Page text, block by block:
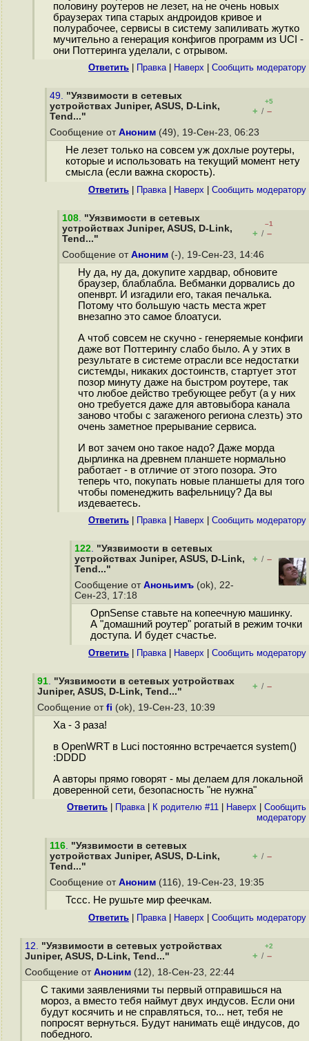
половину роутеров не лезет, на не очень новых
браузерах типа старых андроидов кривое и
полурабочее, сервисы в систему запиливать жутко
мучительно а генерация конфигов программ из UCI -
они Поттеринга уделали, с отрывом.
Ответить Правка| Наверх Cообщить модератору
49. "Уязвимости в сетевых
устройствах Juniper, ASUS, D-Link,
Tend..."
+5
+ / –
Сообщение от Аноним (49), 19-Сен-23, 06:23
Не лезет только на совсем уж дохлые роутеры,
которые и использовать на текущий момент нету
смысла (если важна скорость).
Ответить Правка| Наверх Cообщить модератору
108. "Уязвимости в сетевых
устройствах Juniper, ASUS, D-Link,
Tend..."
–1
+ / –
Сообщение от Аноним (-), 19-Сен-23, 14:46
Ну да, ну да, докупите хардвар, обновите
браузер, блаблабла. Вебманки дорвались до
опенврт. И изгадили его, такая печалька.
Потому что большую часть места жрет
внезапно это самое блоатуси.
А чтоб совсем не скучно - генеряемые конфиги
даже вот Поттерингу слабо было. А у этих в
результате в системе отрасли все недостатки
системды, никаких достоинств, стартует этот
позор минуту даже на быстром роутере, так
что любое действо требующее ребут (а у них
оно требуется даже для автовыбора канала
заново чтобы с загаженого региона слезть) это
очень заметное прерывание сервиса.
И вот зачем оно такое надо? Даже морда
дырлинка на древнем планшете нормально
работает - в отличие от этого позора. Это
теперь что, покупать новые планшеты для того
чтобы поменеджить вафельницу? Да вы
издеваетесь.
Ответить Правка| Наверх Cообщить модератору
122. "Уязвимости в сетевых
устройствах Juniper, ASUS, D-Link,
Tend..."
+ / –
Сообщение от Аноньимъ (ok), 22-
Сен-23, 17:18
OpnSense ставьте на копеечную машинку.
А "домашний роутер" рогатый в режим точки
доступа. И будет счастье.
Ответить Правка| Наверх Cообщить модератору
91. "Уязвимости в сетевых устройствах
Juniper, ASUS, D-Link, Tend..."
+ / –
Сообщение от fi (ok), 19-Сен-23, 10:39
Ха - 3 раза!
в OpenWRT в Luci постоянно встречается system()
:DDDD
A авторы прямо говорят - мы делаем для локальной
доверенной сети, безопасность "не нужна"
Ответить Правка| К родителю #11 Наверх
Cообщить
модератору
116. "Уязвимости в сетевых
устройствах Juniper, ASUS, D-Link,
Tend..."
+ / –
Сообщение от Аноним (116), 19-Сен-23, 19:35
Тссс. Не рушьте мир феечкам.
Ответить Правка| Наверх Cообщить модератору
12. "Уязвимости в сетевых устройствах
Juniper, ASUS, D-Link, Tend..."
+2
+ / –
Сообщение от Аноним (12), 18-Сен-23, 22:44
С такими заявлениями ты первый отправишься на
мороз, а вместо тебя наймут двух индусов. Если они
будут косячить и не справляться, то... нет, тебя не
попросят вернуться. Будут нанимать ещё индусов, до
победного.